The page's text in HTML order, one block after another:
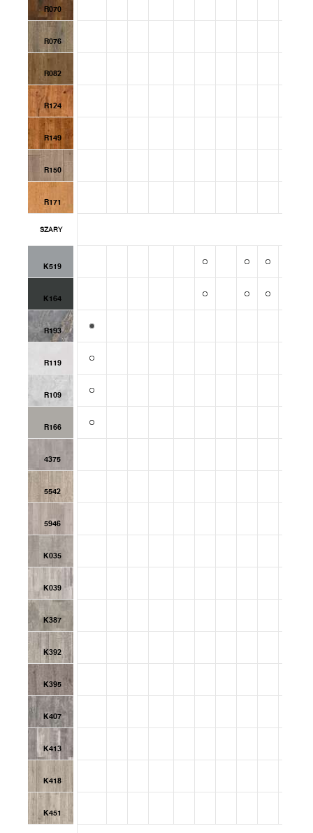
R070
R076
R082
R124
R149
R150
R171
SZARY
K519
K164
R193
R119
R109
R166
4375
5542
5946
K035
K039
K387
K392
K395
K407
K413
K418
K451